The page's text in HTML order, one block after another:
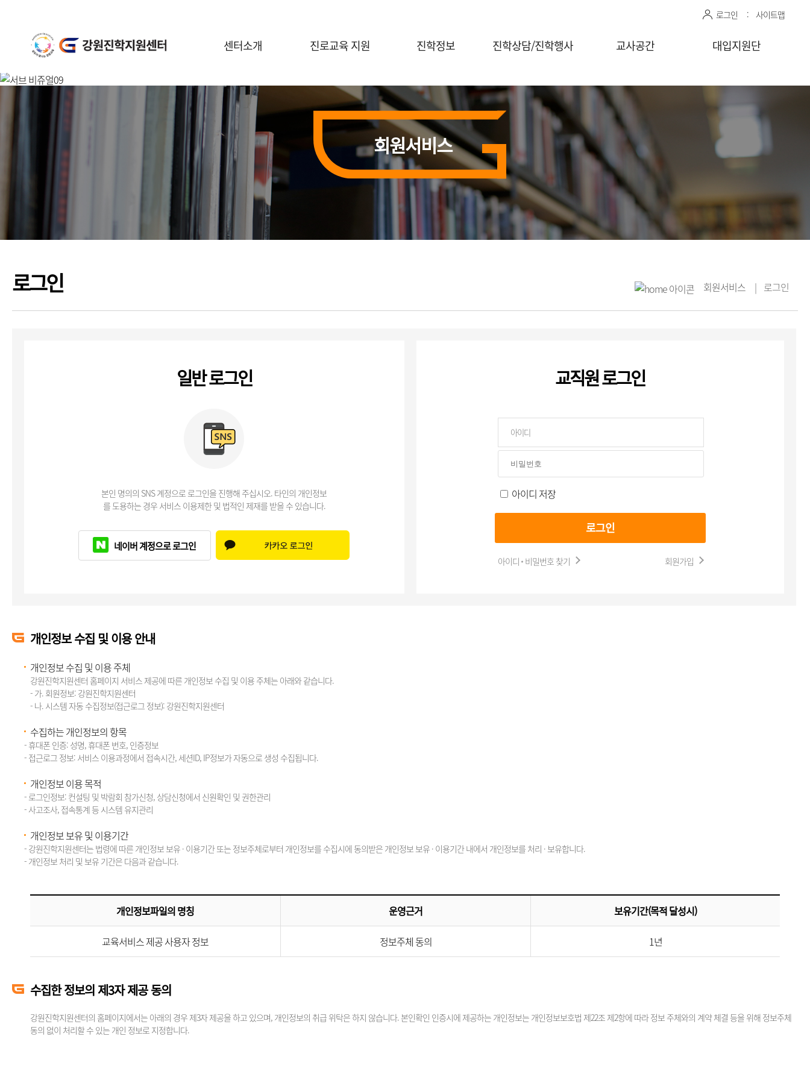
로그인 사이트맵
센터소개
센터안내
일정안내
공지사항
진로교육 지원
진로체험 프로그램 안내
대학연계 진로선택
전공콘서트
행사신청(진로체험)
의학계열 전공탐색
진학정보
대입정보
대학별 정보
진학상담/진학행사
진학전문지원관 상담신청
대교협 진학상담교사
상담신청
교사공간
센터자료실
공유자료실
감자바
찾아가는
상담/면접 요청
(학교)
대입지원단
진학상담 지원 관리
모의면접 지원 관리
회원서비스
로그인 회원서비스 로그인
일반 로그인
본인 명의의 SNS 계정으로 로그인을 진행해 주십시오. 타인의 개인정보
를 도용하는 경우 서비스 이용제한 및 법적인 제재를 받을 수 있습니다.
네이버 계정으로 로그인
교직원 로그인
아이디 저장
로그인
아이디 비밀번호 찾기 회원가입
개인정보 수집 및 이용 안내
개인정보 수집 및 이용 주체
강원진학지원센터 홈페이지 서비스 제공에 따른 개인정보 수집 및 이용 주체는 아래와 같습니다.
- 가. 회원정보: 강원진학지원센터
- 나. 시스템 자동 수집정보(접근로그 정보): 강원진학지원센터
수집하는 개인정보의 항목
- 휴대폰 인증: 성명, 휴대폰 번호, 인증정보
- 접근로그 정보: 서비스 이용과정에서 접속시간, 세션ID, IP정보가 자동으로 생성 수집됩니다.
개인정보 이용 목적
- 로그인정보: 컨설팅 및 박람회 참가신청, 상담신청에서 신원확인 및 권한관리
- 사고조사, 접속통계 등 시스템 유지관리
개인정보 보유 및 이용기간
- 강원진학지원센터는 법령에 따른 개인정보 보유 · 이용기간 또는 정보주체로부터 개인정보를 수집시에 동의받은 개인정보 보유 · 이용기간 내에서 개인정보를 처리 · 보유합니다.
- 개인정보 처리 및 보유 기간은 다음과 같습니다.
개인정보파일의 명칭 운영근거 보유기간(목적 달성시)
교육서비스 제공 사용자 정보 정보주체 동의 1년
수집한 정보의 제3자 제공 동의
강원진학지원센터의 홈페이지에서는 아래의 경우 제3자 제공을 하고 있으며, 개인정보의 취급 위탁은 하지 않습니다. 본인확인 인증시에 제공하는 개인정보는 개인정보보호법 제22조 제2항에 따라 정보 주체와의 계약 체결 등을 위해 정보주체
동의 없이 처리할 수 있는 개인 정보로 지정합니다.